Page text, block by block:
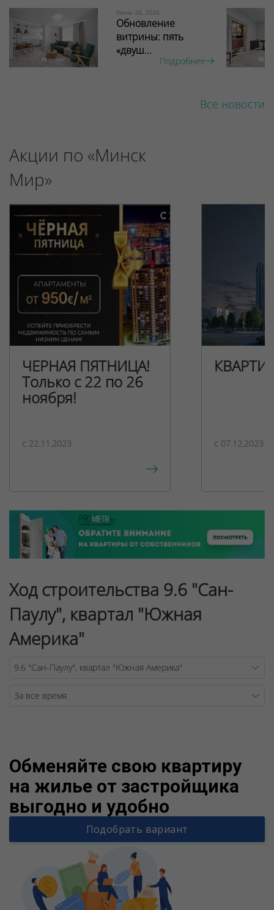
Июнь 26, 2026
Обновление
витрины: пять
«двуш...
Подробнее
Все новости
Акции по «Минск
Мир»
ЧЕРНАЯ ПЯТНИЦА!
Только с 22 по 26
ноября!
c 22.11.2023 c 07.12.2023
Ход строительства 9.6 "Сан-
Паулу", квартал "Южная
Америка"
Обменяйте свою квартиру
на жилье от застройщика
выгодно и удобно
Подобрать вариант